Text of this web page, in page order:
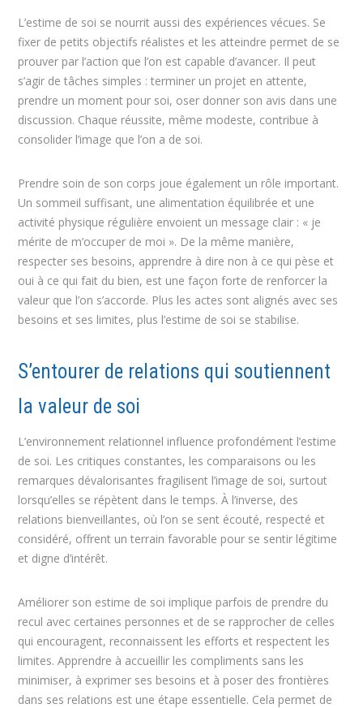
L’estime de soi se nourrit aussi des expériences vécues. Se
fixer de petits objectifs réalistes et les atteindre permet de se
prouver par l’action que l’on est capable d’avancer. Il peut
s’agir de tâches simples : terminer un projet en attente,
prendre un moment pour soi, oser donner son avis dans une
discussion. Chaque réussite, même modeste, contribue à
consolider l’image que l’on a de soi.
Prendre soin de son corps joue également un rôle important.
Un sommeil suffisant, une alimentation équilibrée et une
activité physique régulière envoient un message clair : « je
mérite de m’occuper de moi ». De la même manière,
respecter ses besoins, apprendre à dire non à ce qui pèse et
oui à ce qui fait du bien, est une façon forte de renforcer la
valeur que l’on s’accorde. Plus les actes sont alignés avec ses
besoins et ses limites, plus l’estime de soi se stabilise.
S’entourer de relations qui soutiennent
la valeur de soi
L’environnement relationnel influence profondément l’estime
de soi. Les critiques constantes, les comparaisons ou les
remarques dévalorisantes fragilisent l’image de soi, surtout
lorsqu’elles se répètent dans le temps. À l’inverse, des
relations bienveillantes, où l’on se sent écouté, respecté et
considéré, offrent un terrain favorable pour se sentir légitime
et digne d’intérêt.
Améliorer son estime de soi implique parfois de prendre du
recul avec certaines personnes et de se rapprocher de celles
qui encouragent, reconnaissent les efforts et respectent les
limites. Apprendre à accueillir les compliments sans les
minimiser, à exprimer ses besoins et à poser des frontières
dans ses relations est une étape essentielle. Cela permet de